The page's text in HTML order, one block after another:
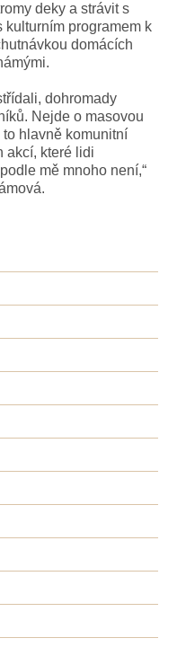
deky a strávit s
kulturním programem k
domácích
dohromady
Nejde o masovou
hlavně komunitní
akcí, které lidi
mě mnoho není,“